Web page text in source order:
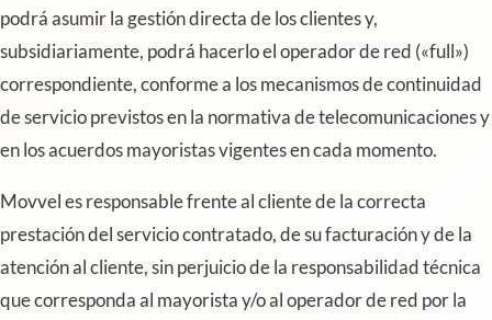
podrá asumir la gestión directa de los clientes y,
subsidiariamente, podrá hacerlo el operador de red («full»)
correspondiente, conforme a los mecanismos de continuidad
de servicio previstos en la normativa de telecomunicaciones y
en los acuerdos mayoristas vigentes en cada momento.
Movvel es responsable frente al cliente de la correcta
prestación del servicio contratado, de su facturación y de la
atención al cliente, sin perjuicio de la responsabilidad técnica
que corresponda al mayorista y/o al operador de red por la